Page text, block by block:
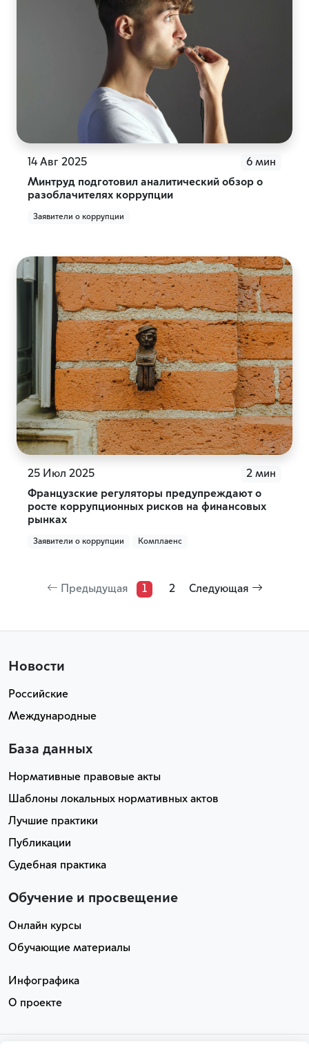
14 Авг 2025
6 мин
Минтруд подготовил аналитический обзор о
разоблачителях коррупции
Заявители о коррупции
25 Июл 2025
2 мин
Французские регуляторы предупреждают о
росте коррупционных рисков на финансовых
рынках
Заявители о коррупции Комплаенс
Предыдущая 1 2 Следующая
Новости
Российские
Международные
База данных
Нормативные правовые акты
Шаблоны локальных нормативных актов
Лучшие практики
Публикации
Судебная практика
Обучение и просвещение
Онлайн курсы
Обучающие материалы
Инфографика
О проекте